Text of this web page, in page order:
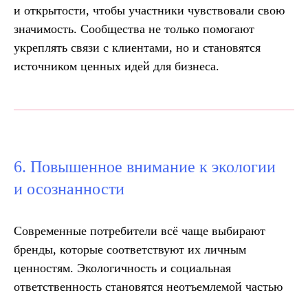
и открытости, чтобы участники чувствовали свою
значимость. Сообщества не только помогают
укреплять связи с клиентами, но и становятся
источником ценных идей для бизнеса.
6. Повышенное внимание к экологии
и осознанности
Современные потребители всё чаще выбирают
бренды, которые соответствуют их личным
ценностям. Экологичность и социальная
ответственность становятся неотъемлемой частью